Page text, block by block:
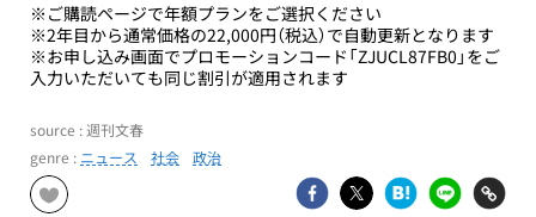
※ご購読ページで年額プランをご選択ください
※2年目から通常価格の22,000円（税込）で自動更新となります
※お申し込み画面でプロモーションコード「ZJUCL87FB0」をご
入力いただいても同じ割引が適用されます
source : 週刊文春
genre : ニュース 社会 政治